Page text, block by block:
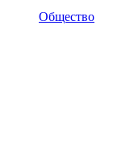
Общество